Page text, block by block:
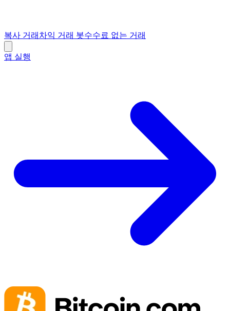
복사 거래 차익 거래 봇수수료 없는 거래
앱 실행